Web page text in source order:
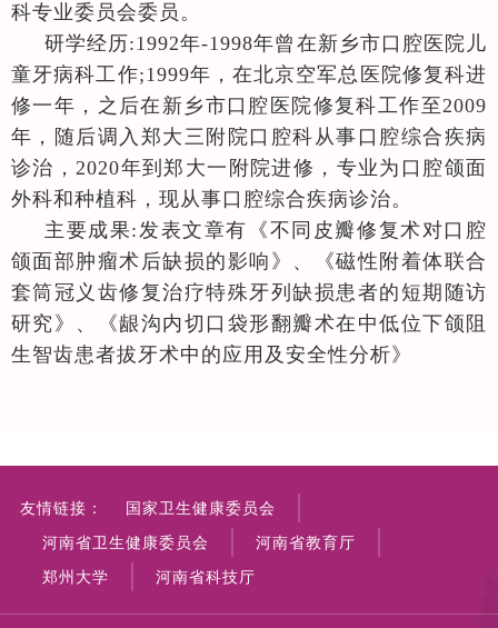
科专业委员会委员。
研学经历:1992年-1998年曾在新乡市口腔医院儿
童牙病科工作;1999年，在北京空军总医院修复科进
修一年，之后在新乡市口腔医院修复科工作至2009
年，随后调入郑大三附院口腔科从事口腔综合疾病
诊治，2020年到郑大一附院进修，专业为口腔颌面
外科和种植科，现从事口腔综合疾病诊治。
主要成果:发表文章有《不同皮瓣修复术对口腔
颌面部肿瘤术后缺损的影响》、《磁性附着体联合
套筒冠义⻮修复治疗特殊牙列缺损患者的短期随访
研究》、《龈沟内切口袋形翻瓣术在中低位下颌阻
生智齿患者拔牙术中的应用及安全性分析》
友情链接：
国家卫生健康委员会
河南省卫生健康委员会
河南省教育厅
郑州大学
河南省科技厅